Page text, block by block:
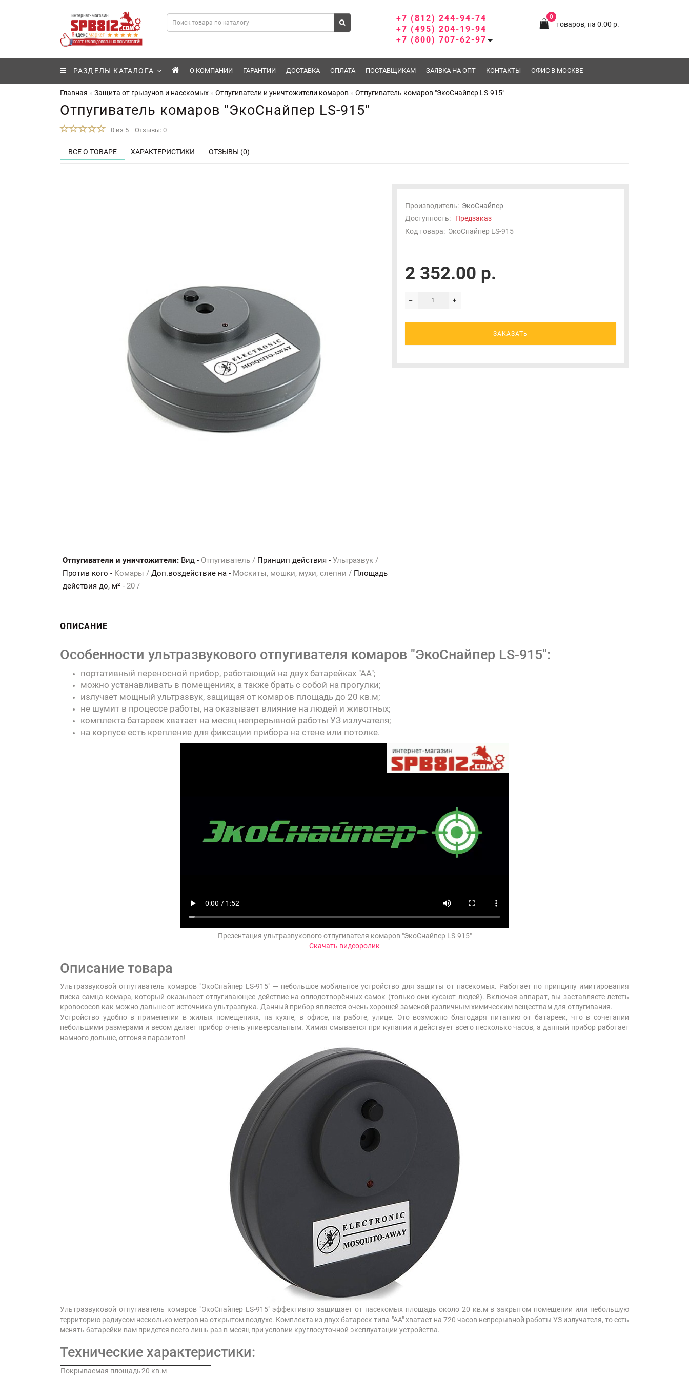
0
товаров, на 0.00 р.
+7 (812) 244-94-74
+7 (495) 204-19-94
+7 (800) 707-62-97
РАЗДЕЛЫ КАТАЛОГА О КОМПАНИИ ГАРАНТИИ ДОСТАВКА ОПЛАТА ПОСТАВЩИКАМ ЗАЯВКА НА ОПТ КОНТАКТЫ ОФИС В МОСКВЕ
Главная Защита от грызунов и насекомых Отпугиватели и уничтожители комаров Отпугиватель комаров "ЭкоСнайпер LS-915"
Отпугиватель комаров "ЭкоСнайпер LS-915"
0 из 5 Отзывы: 0
ВСЕ О ТОВАРЕ ХАРАКТЕРИСТИКИ ОТЗЫВЫ (0)
Отпугиватели и уничтожители: Вид - Отпугиватель / Принцип действия - Ультразвук /
Против кого - Комары / Доп.воздействие на - Москиты, мошки, мухи, слепни / Площадь
действия до, м² - 20 /
Производитель: ЭкоСнайпер
Доступность: Предзаказ
Код товара: ЭкоСнайпер LS-915
2 352.00 р.
ЗАКАЗАТЬ
ОПИСАНИЕ
Особенности ультразвукового отпугивателя комаров "ЭкоСнайпер LS-915":
портативный переносной прибор, работающий на двух батарейках "АА";
можно устанавливать в помещениях, а также брать с собой на прогулки;
излучает мощный ультразвук, защищая от комаров площадь до 20 кв.м;
не шумит в процессе работы, на оказывает влияние на людей и животных;
комплекта батареек хватает на месяц непрерывной работы УЗ излучателя;
на корпусе есть крепление для фиксации прибора на стене или потолке.
Презентация ультразвукового отпугивателя комаров "ЭкоСнайпер LS-915"
Скачать видеоролик
Описание товара
Ультразвуковой отпугиватель комаров "ЭкоСнайпер LS-915" — небольшое мобильное устройство для защиты от насекомых. Работает по принципу имитирования
писка самца комара, который оказывает отпугивающее действие на оплодотворённых самок (только они кусают людей). Включая аппарат, вы заставляете лететь
кровососов как можно дальше от источника ультразвука. Данный прибор является очень хорошей заменой различным химическим веществам для отпугивания.
Устройство удобно в применении в жилых помещениях, на кухне, в офисе, на работе, улице. Это возможно благодаря питанию от батареек, что в сочетании
небольшими размерами и весом делает прибор очень универсальным. Химия смывается при купании и действует всего несколько часов, а данный прибор работает
намного дольше, отгоняя паразитов!
Ультразвуковой отпугиватель комаров "ЭкоСнайпер LS-915" эффективно защищает от насекомых площадь около 20 кв.м в закрытом помещении или небольшую
территорию радиусом несколько метров на открытом воздухе. Комплекта из двух батареек типа "АА" хватает на 720 часов непрерывной работы УЗ излучателя, то есть
менять батарейки вам придется всего лишь раз в месяц при условии круглосуточной эксплуатации устройства.
Технические характеристики:
Покрываемая площадь20 кв.м